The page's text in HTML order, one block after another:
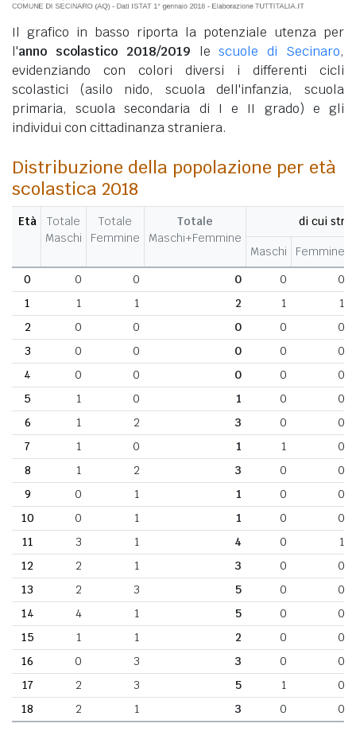
Il grafico in basso riporta la potenziale utenza per
l'anno scolastico 2018/2019 lescuole di Secinaro,
evidenziando con colori diversi i differenti cicli
scolastici (asilo nido, scuola dell'infanzia, scuola
primaria, scuola secondaria di I e II grado) e gli
individui con cittadinanza straniera.
Distribuzione della popolazione per età
scolastica 2018
Età
Totale
Maschi
Totale
Femmine
Totale
Maschi+Femmine
di cui
Maschi Femmine
0
0 0 0 0
0
1
1 1 2 1
1
2
0 0 0 0
0
3
0 0 0 0
0
4
0 0 0 0
0
5
1 0 1 0
0
6
1 2 3 0
0
7
1 0 1 1
0
8
1 2 3 0
0
9
0 1 1 0
0
10
0 1 1 0
0
11
3 1 4 0
1
12
2 1 3 0
0
13
2 3 5 0
0
14
4 1 5 0
0
15
1 1 2 0
0
16
0 3 3 0
0
17
2 3 5 1
0
18
2 1 3 0 0